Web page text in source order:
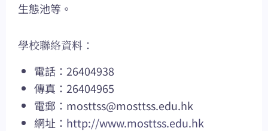
生態池等。
學校聯絡資料：
電話：26404938
傳真：26404965
電郵： mosttss@mosttss.edu.hk
網址： http://www.mosttss.edu.hk